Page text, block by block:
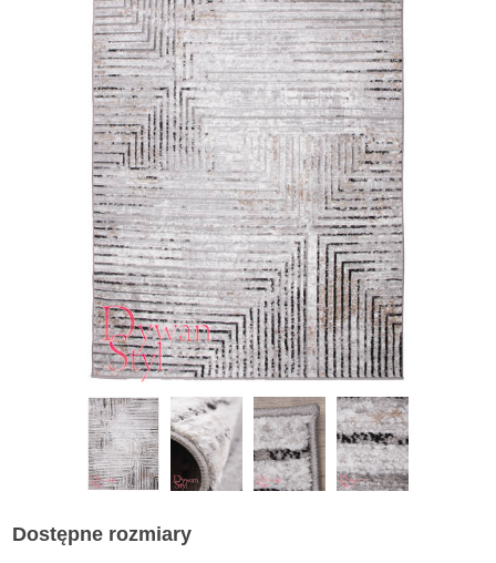
Dostępne rozmiary